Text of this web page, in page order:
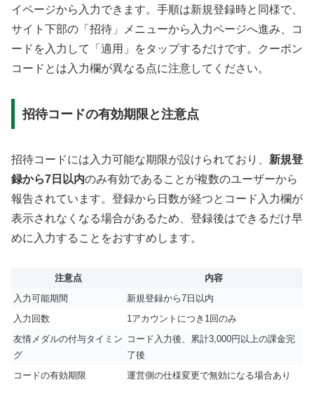
イページから入力できます。手順は新規登録時と同様で、
サイト下部の「招待」メニューから入力ページへ進み、コ
ードを入力して「適用」をタップするだけです。クーポン
コードとは入力欄が異なる点に注意してください。
招待コードの有効期限と注意点
招待コードには入力可能な期限が設けられており、 新規登
録から7日以内のみ有効であることが複数のユーザーから
報告されています。登録から日数が経つとコード入力欄が
表示されなくなる場合があるため、登録後はできるだけ早
めに入力することをおすすめします。
注意点
内容
入力可能期間
新規登録から7日以内
入力回数
1アカウントにつき1回のみ
友情メダルの付与タイミン
グ
コード入力後、累計3,000円以上の課金完
了後
コードの有効期限
運営側の仕様変更で無効になる場合あり